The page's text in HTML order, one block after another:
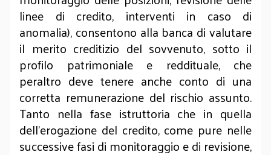
linee di credito, interventi in caso di
anomalia), consentono alla banca di valutare
il merito creditizio del sovvenuto, sotto il
profilo patrimoniale e reddituale, che
peraltro deve tenere anche conto di una
corretta remunerazione del rischio assunto.
Tanto nella fase istruttoria che in quella
dell’erogazione del credito, come pure nelle
successive fasi di monitoraggio e di revisione,